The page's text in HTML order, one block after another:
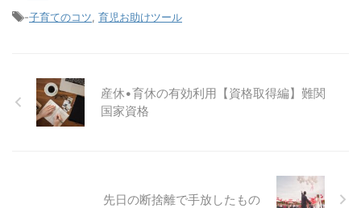
-子育てのコツ 育児お助けツール
産休•育休の有効利用【資格取得編】難関
国家資格
先日の断捨離で手放したもの